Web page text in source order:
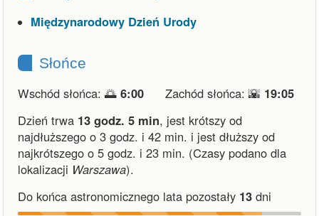
Międzynarodowy Dzień Urody
Słońce
Wschód słońca: 🌅 6:00 Zachód słońca: 🌇 19:05
Dzień trwa 13 godz. 5 min, jest krótszy od
najdłuższego o 3 godz. i 42 min. i jest dłuższy od
najkrótszego o 5 godz. i 23 min. (Czasy podano dla
lokalizacji Warszawa).
Do końca astronomicznego lata pozostały 13 dni